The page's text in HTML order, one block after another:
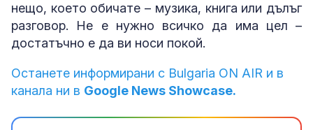
нещо, което обичате – музика, книга или дълъг
разговор. Не е нужно всичко да има цел –
достатъчно е да ви носи покой.
Останете информирани с Bulgaria ON AIR и в
канала ни в Google News Showcase.